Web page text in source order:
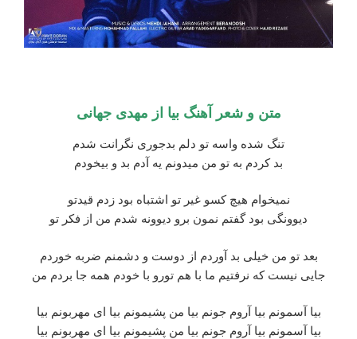
متن و شعر آهنگ بیا از مهدی جهانی
تنگ شده واسه تو دلم بدجوری نگرانت شدم
بد کردم به تو من میدونم یه آدم بد و بیخودم
نمیخوام هیچ کسو غیر تو اشتباه بود زدم قیدتو
دیوونگی بود گفتم نمون برو دیوونه شدم من از فکر تو
بعد تو من خیلی بد آوردم از دوست و دشمنم ضربه خوردم
جایی نیست که نرفتیم ما با هم تورو با خودم همه جا بردم من
بیا آسمونم بیا آروم جونم بیا من پشیمونم بیا ای مهربونم بیا
بیا آسمونم بیا آروم جونم بیا من پشیمونم بیا ای مهربونم بیا